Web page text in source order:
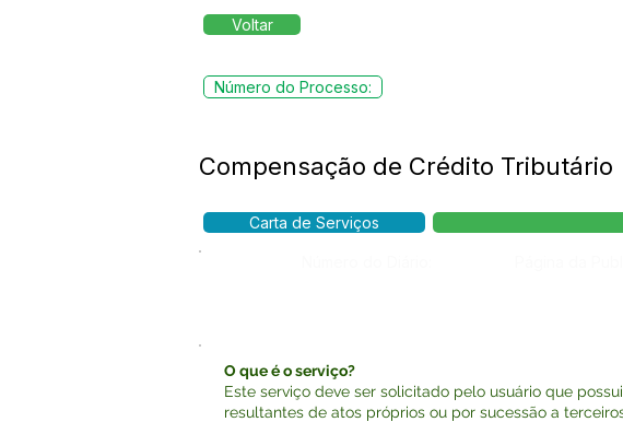
Voltar
Número do Processo:
Compensação de Crédito Tributário
Carta de Serviços
O que é o serviço?
Este serviço deve ser solicitado pelo usuário que
resultantes de atos próprios ou por sucessão a